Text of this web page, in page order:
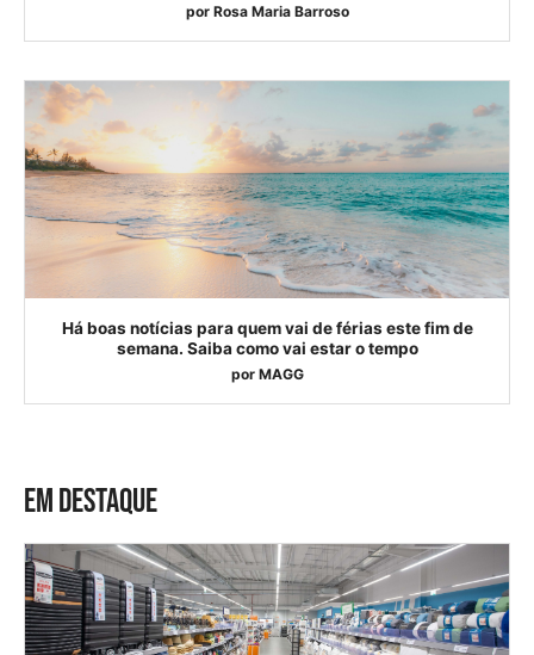
por Rosa Maria Barroso
Há boas notícias para quem vai de férias este fim de
semana. Saiba como vai estar o tempo
por MAGG
EM DESTAQUE